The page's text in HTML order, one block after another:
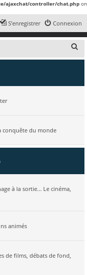
ajaxchat/controller/chat.php on
Connexion
S’enregistrer
e
h
e
conquête du monde
à la sortie... Le cinéma,
animés
de films, débats de fond,